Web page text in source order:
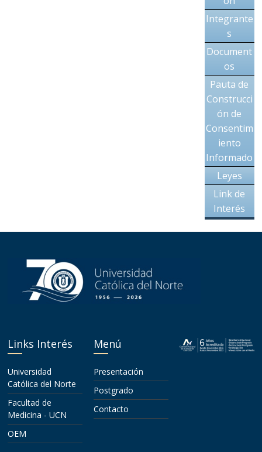
Integrante
s
Document
os
Pauta de
Construcci
ón de
Consentim
iento
Informado
Leyes
Link de
Interés
Links Interés
Universidad
Católica del Norte
Facultad de
Medicina - UCN
OEM
Menú
Presentación
Postgrado
Contacto